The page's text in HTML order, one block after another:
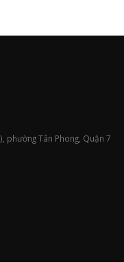
phường Tân Phong, Quận 7